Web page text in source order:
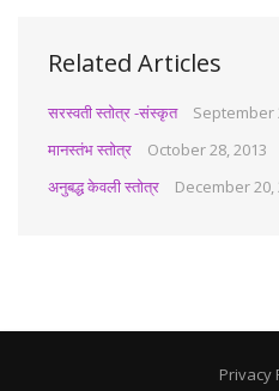
Related Articles
सरस्वती स्तोत्र -संस्कृत
September
मानस्तंभ स्तोत्र
October 28, 2013
अनुबद्ध केवली स्तोत्र
December 20,
Privacy